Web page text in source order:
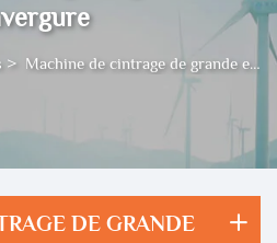
> Machine de cintrage de grande envergure
DE GRANDE